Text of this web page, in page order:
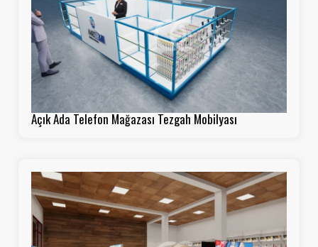
Açık Ada Telefon Mağazası Tezgah Mobilyası